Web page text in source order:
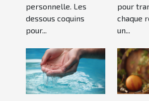
personnelle. Les
dessous coquins
pour...
pour
chaque
un...